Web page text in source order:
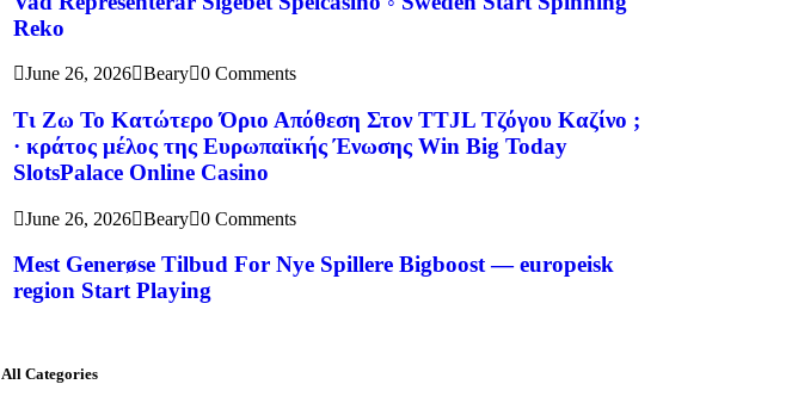
Reko
June 26, 2026 Beary 0 Comments
Τι Ζω Το Κατώτερο Όριο Απόθεση Στον TTJL Τζόγου Καζίνο ;
· κράτος μέλος της Ευρωπαϊκής Ένωσης Win Big Today
SlotsPalace Online Casino
June 26, 2026 Beary 0 Comments
Mest Generøse Tilbud For Nye Spillere Bigboost — europeisk
region Start Playing
All Categories